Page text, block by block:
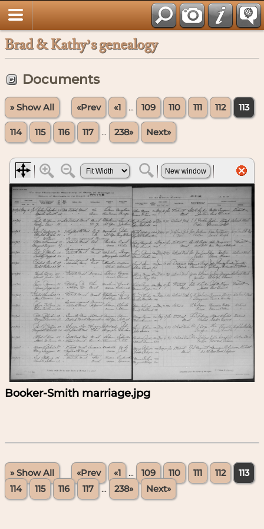
Brad & Kathy’s genealogy
Documents
» Show All «Prev «1 ... 109 110 111 112 113
114 115 116 117 ... 238» Next»
Booker-Smith marriage.jpg
» Show All «Prev «1 ... 109 110 111 112
113
114
115 116 117 ... 238» Next»